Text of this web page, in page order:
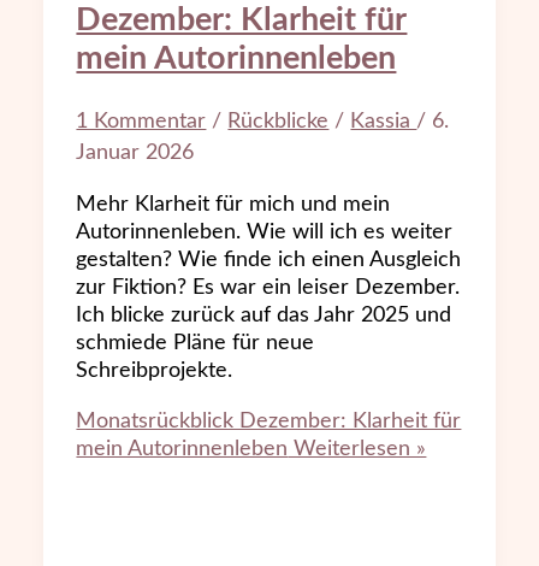
Dezember: Klarheit für
mein Autorinnenleben
1 Kommentar / Rückblicke / Kassia / 6.
Januar 2026
Mehr Klarheit für mich und mein
Autorinnenleben. Wie will ich es weiter
gestalten? Wie finde ich einen Ausgleich
zur Fiktion? Es war ein leiser Dezember.
Ich blicke zurück auf das Jahr 2025 und
schmiede Pläne für neue
Schreibprojekte.
Monatsrückblick Dezember: Klarheit für
mein Autorinnenleben Weiterlesen »